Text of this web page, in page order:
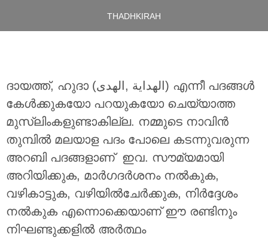
THADHKIRAH
ദായത്ത്, ഹുദാ (الهداية ,الهدى) എന്നീ പദങ്ങൾ
കേൾക്കുകയോ പറയുകയോ ചെയ്യാത്ത
മുസ്ലിംകളുണ്ടാകില്ല. നമ്മുടെ നാവിന്‍
തുമ്പില്‍ മലയാള പദം പോലെ കടന്നുവരുന്ന
അറബി പദങ്ങളാണ് ഇവ. സൗമ്യമായി
അറിയിക്കുക, മാര്‍ഗദര്‍ശനം നല്‍കുക,
വഴികാട്ടുക, വഴിയില്‍ചേര്‍ക്കുക, നിര്‍ദ്ദേശം
നല്‍കുക എന്നൊക്കെയാണ് ഈ രണ്ടിനും
നിഘണ്ടുക്കളില്‍ അര്‍ത്ഥം